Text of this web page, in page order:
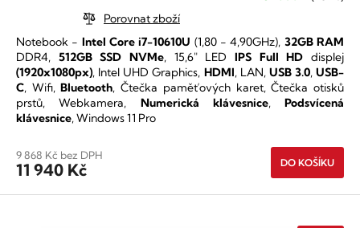
je
5,0
z
5
hvězdiček.
Porovnat zboží
9 868 Kč bez DPH
11 940 Kč DO KOŠÍKU
Notebook - Intel Core i7-10610U (1,80 - 4,90GHz), 32GB RAM
DDR4, 512GB SSD NVMe, 15,6" LEDIPS Full HD displej
(1920x1080px), Intel UHD Graphics, HDMI, LAN, USB 3.0, USB-
C, Wifi,Bluetooth, Čtečka paměťových karet, Čtečka otisků
prstů, Webkamera, Numerická klávesnice, Podsvícená
klávesnice, Windows 11 Pro